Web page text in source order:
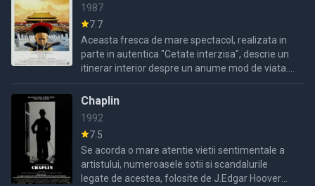
1987
7.7
Aceasta fresca de mare spectacol, realizata in
parte in autentica "Cetate interzisa", descrie un
itinerar interior despre un anume mod de viata.
Cautarea identitatii lui Pu Yi, ultimul imparat al ...
Chaplin
1992
7.5
Se acorda o mare atentie vietii sentimentale a
artistului, numeroasele sotii si scandalurile
legate de acestea, folosite de J.Edgar Hoover